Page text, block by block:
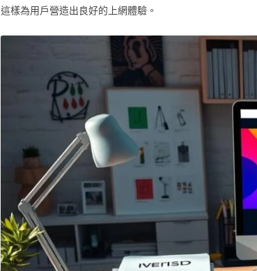
這樣為用戶營造出良好的上網體驗。